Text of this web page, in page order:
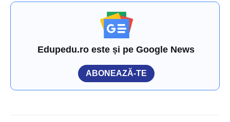
Edupedu.ro este și pe Google News
ABONEAZĂ-TE